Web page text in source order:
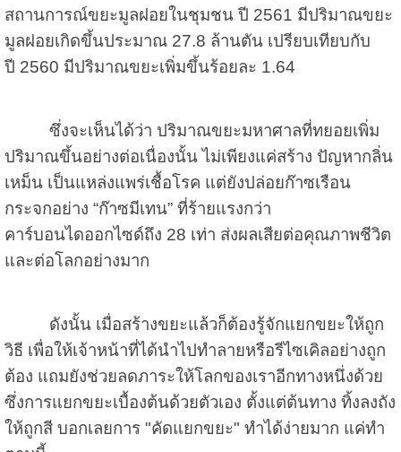
สถานการณ์ขยะมูลฝอยในชุมชน ปี 2561 มีปริมาณขยะ
มูลฝอยเกิดขึ้นประมาณ 27.8 ล้านตัน เปรียบเทียบกับ
ปี 2560 มีปริมาณขยะเพิ่มขึ้นร้อยละ 1.64
ซึ่งจะเห็นได้ว่า ปริมาณขยะมหาศาลที่ทยอยเพิ่ม
ปริมาณขึ้นอย่างต่อเนื่องนั้น ไม่เพียงแค่สร้าง ปัญหากลิ่น
เหม็น เป็นแหล่งแพร่เชื้อโรค แต่ยังปล่อยก๊าซเรือน
กระจกอย่าง “ก๊าซมีเทน” ที่ร้ายแรงกว่า
คาร์บอนไดออกไซด์ถึง 28 เท่า ส่งผลเสียต่อคุณภาพชีวิต
และต่อโลกอย่างมาก
ดังนั้น เมื่อสร้างขยะแล้วก็ต้องรู้จักแยกขยะให้ถูก
วิธี เพื่อให้เจ้าหน้าที่ได้นำไปทำลายหรือรีไซเคิลอย่างถูก
ต้อง แถมยังช่วยลดภาระให้โลกของเราอีกทางหนึ่งด้วย
ซึ่งการแยกขยะเบื้องต้นด้วยตัวเอง ตั้งแต่ต้นทาง ทิ้งลงถัง
ให้ถูกสี บอกเลยการ "คัดแยกขยะ" ทำได้ง่ายมาก แค่ทำ